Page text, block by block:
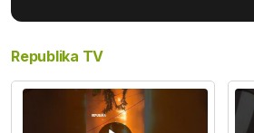
Republika TV